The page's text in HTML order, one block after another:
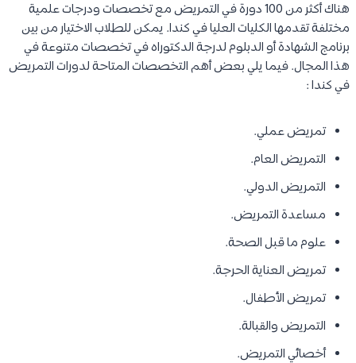
هناك أكثر من 100 دورة في التمريض مع تخصصات ودرجات علمية
مختلفة تقدمها الكليات العليا في كندا. يمكن للطلاب الاختيار من بين
برنامج الشهادة أو الدبلوم لدرجة الدكتوراه في تخصصات متنوعة في
هذا المجال. فيما يلي بعض أهم التخصصات المتاحة لدورات التمريض
في كندا :
تمريض عملي.
التمريض العام.
التمريض الدولي.
مساعدة التمريض.
علوم ما قبل الصحة.
تمريض العناية الحرجة.
تمريض الأطفال.
التمريض والقبالة.
أخصائي التمريض.